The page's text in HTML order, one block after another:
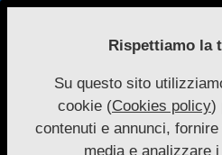
Skip
Nuove
Autonomie
Primary
Navigation
Menu
Rispettiamo la
Su questo sito
cookie (Cookies policy)
contenuti e annunci,
media e analizzare